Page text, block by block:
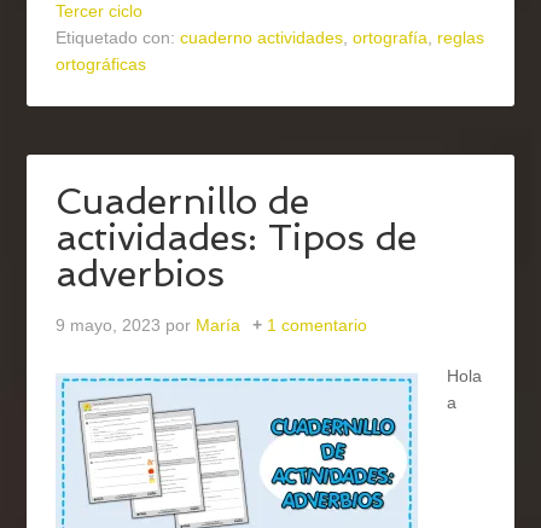
Tercer ciclo
Etiquetado con:cuaderno actividades,ortografía, reglas
ortográficas
Cuadernillo de
actividades: Tipos de
adverbios
9 mayo, 2023 por María 1 comentario
Hola
a